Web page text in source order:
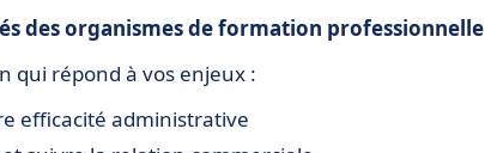
des organismes de formation professionnelle
qui répond à vos enjeux :
efficacité administrative